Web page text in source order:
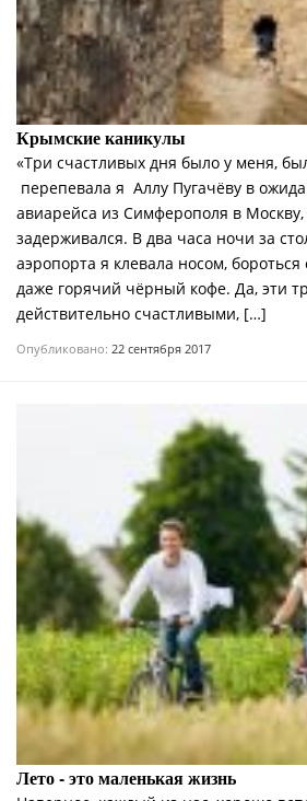
Крымские каникулы
«Три счастливых дня было у меня,
перепевала я Аллу Пугачёву в
авиарейса из Симферополя в
задерживался. В два часа ночи за
аэропорта я клевала носом,
даже горячий чёрный кофе. Да, эти
действительно счастливыми, […]
Опубликовано: 22 сентября 2017
Лето -­ это маленькая жизнь